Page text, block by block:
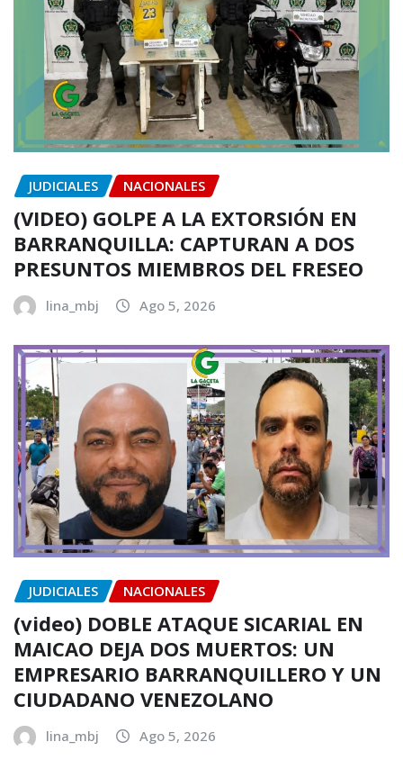
JUDICIALES NACIONALES
(VIDEO) GOLPE A LA EXTORSIÓN EN
BARRANQUILLA: CAPTURAN A DOS
PRESUNTOS MIEMBROS DEL FRESEO
lina_mbj Ago 5, 2026
JUDICIALES NACIONALES
(video) DOBLE ATAQUE SICARIAL EN
MAICAO DEJA DOS MUERTOS: UN
EMPRESARIO BARRANQUILLERO Y UN
CIUDADANO VENEZOLANO
lina_mbj Ago 5, 2026